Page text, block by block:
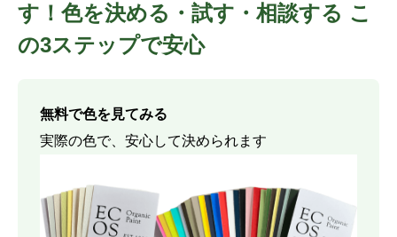
す！色を決める・試す・相談する こ
の3ステップで安心
無料で色を見てみる
実際の色で、安心して決められます